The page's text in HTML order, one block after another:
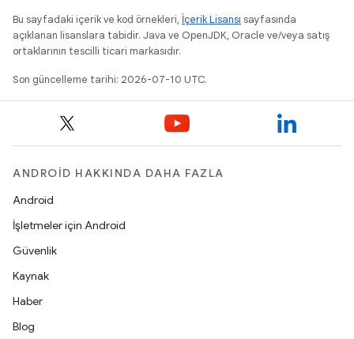
Bu sayfadaki içerik ve kod örnekleri, İçerik Lisansı sayfasında
açıklanan lisanslara tabidir. Java ve OpenJDK, Oracle ve/veya satış
ortaklarının tescilli ticari markasıdır.
Son güncelleme tarihi: 2026-07-10 UTC.
ANDROID HAKKINDA DAHA FAZLA
Android
İşletmeler için Android
Güvenlik
Kaynak
Haber
Blog